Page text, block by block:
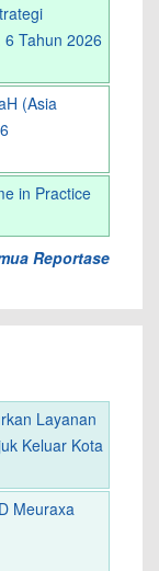
Tahun 2026
(Asia
in Practice
Reportase
Layanan
Keluar Kota
Meuraxa